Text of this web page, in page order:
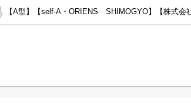
弊社グループで
【就労継続支援A
⇒障がい者の方
【A型】【self-A・ORIENS SHIMOGYO】【株式会